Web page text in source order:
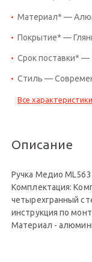
Материал* —
Покрытие* —
Срок поставки* —
Стиль —
Все характеристики
Описание
Ручка Медио
Комплектация:
четырехгранный
инструкция по
Материал -